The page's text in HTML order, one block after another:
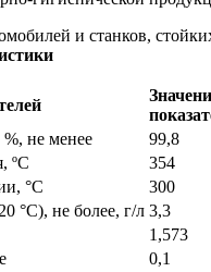
и станков,
не менее
99,8
ºС
354
°С
300
°С), не более, г/л 3,3
1,573
0,1